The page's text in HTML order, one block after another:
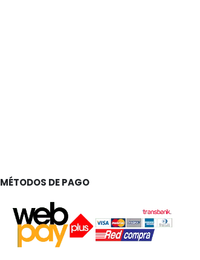
MÉTODOS DE PAGO